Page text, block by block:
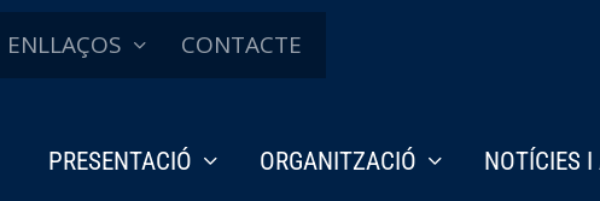
ENLLAÇOS CONTACTE
PRESENTACIÓ ORGANITZACIÓ NOTÍCIES